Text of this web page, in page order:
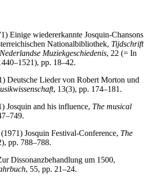
Einige wiedererkannte Josquin-Chansons
Nationalbibliothek, Tijdschrift
Muziekgeschiedenis, 22 (= In
pp. 18–42.
Deutsche Lieder von Robert Morton und
, 13(3), pp. 174–181.
Josquin and his influence, The musical
Josquin Festival-Conference, The
pp. 788–788.
Dissonanzbehandlung um 1500,
, 55, pp. 21–24.